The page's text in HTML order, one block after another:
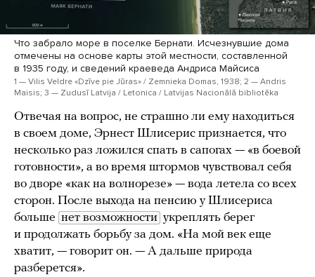
Что забрало море в поселке Бернати. Исчезнувшие дома
отмечены на основе карты этой местности, составленной
в 1935 году, и сведений краеведа Андриса Майсиса
1 — Vilis Veldre «Dzīve pie Jūras» / Zemnieka Domas, 1938; 2 — Andris
Maisis; 3 — Zudusī Latvija / Letonica / Latvijas Nacionālā bibliotēka
Отвечая на вопрос, не страшно ли ему находиться
в своем доме, Эрнест Шлисерис признается, что
несколько раз ложился спать в сапогах — «в боевой
готовности», а во время штормов чувствовал себя
во дворе «как на волнорезе» — вода летела со всех
сторон. После выхода на пенсию у Шлисериса
больше нет возможности укреплять берег
и продолжать борьбу за дом. «На мой век еще
хватит, — говорит он. — А дальше природа
разберется».